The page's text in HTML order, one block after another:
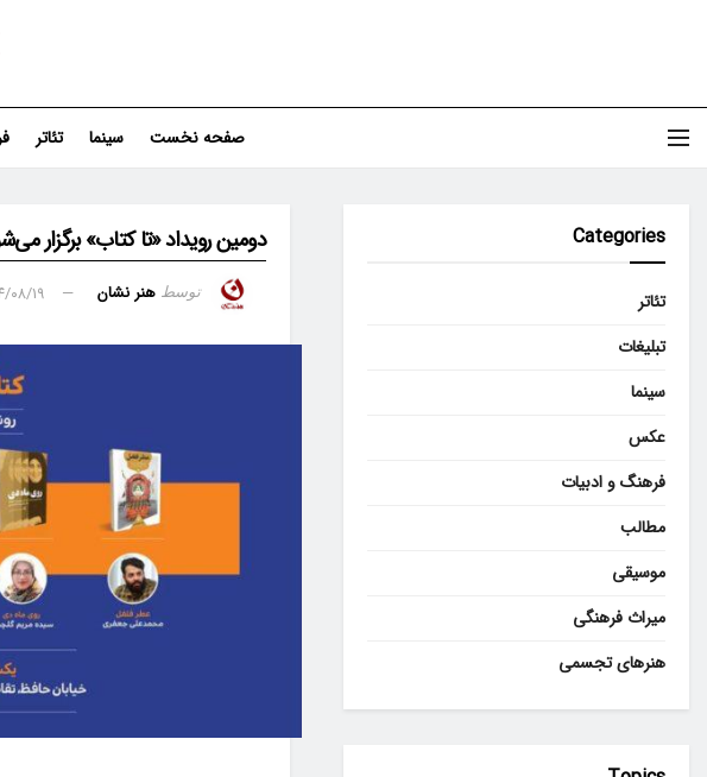
صفحه نخست سینما تئاتر
دومین رویداد «تا کتاب» برگزار
توسط هنر نشان ۱۴۰۴/
Categories
تئاتر
تبلیغات
سینما
عکس
فرهنگ و ادبیات
مطالب
موسیقی
میراث فرهنگی
هنرهای تجسمی